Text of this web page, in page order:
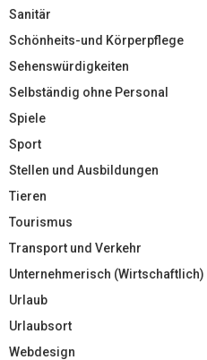
Sanitär
Schönheits-und Körperpflege
Sehenswürdigkeiten
Selbständig ohne Personal
Spiele
Sport
Stellen und Ausbildungen
Tieren
Tourismus
Transport und Verkehr
Unternehmerisch (Wirtschaftlich)
Urlaub
Urlaubsort
Webdesign